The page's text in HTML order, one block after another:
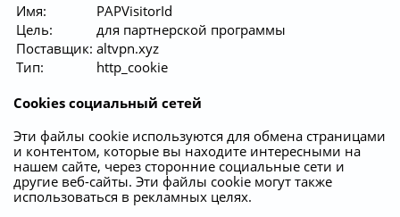
Имя:
PAPVisitorId
Цель:
для партнерской программы
Поставщик: altvpn.xyz
Тип:
http_cookie
Cookies социальный сетей
Эти файлы cookie используются для обмена страницами
и контентом, которые вы находите интересными на
нашем сайте, через сторонние социальные сети и
другие веб-сайты. Эти файлы cookie могут также
использоваться в рекламных целях.